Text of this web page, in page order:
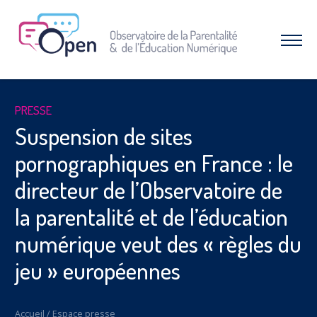
Afficher
le
À PROPOS DE L’OPEN
Qui sommes-nous ?
Nos combats et réussites
RESSOURCES
Espace parents
Dossiers thématiques
Nos études
INTERVENTIONS & FORMATIONS
CAMPAGNES & OPÉRATIONS
SNAP – Sexualité, Numérique, Adolescence &
PRESSE
Suspension de sites
pornographiques en France : le
directeur de l’Observatoire de
la parentalité et de l’éducation
numérique veut des « règles du
jeu » européennes
Accueil / Espace presse